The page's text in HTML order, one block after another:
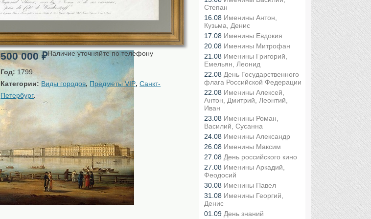
500 000₽Наличие уточняйте по телефону
Год: 1799
Категории: Виды городов, Предметы VIP,Санкт-
Петербург.
…
Степан
16.08 Именины Антон,
Кузьма, Денис
17.08 Именины Евдокия
20.08 Именины Митрофан
21.08 Именины Григорий,
Емельян, Леонид
22.08 День Государственного
флага Российской Федерации
22.08 Именины Алексей,
Антон, Дмитрий, Леонтий,
Иван
23.08 Именины Роман,
Василий, Сусанна
24.08 Именины Александр
26.08 Именины Максим
27.08 День российского кино
27.08 Именины Аркадий,
Феодосий
30.08 Именины Павел
31.08 Именины Георгий,
Денис
01.09 День знаний